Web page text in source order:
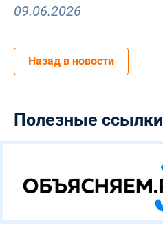
09.06.2026
Назад в новости
Полезные ссылки